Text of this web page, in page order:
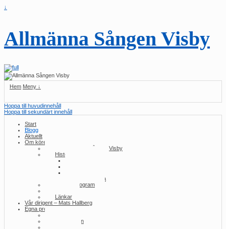
↓
Allmänna Sången Visby
Hem Meny ↓
Hoppa till huvudinnehåll
Hoppa till sekundärt innehåll
Start
Blogg
Aktuellt
Om kören
Om Allmänna Sången Visby
Historia/konserter
Tidig historia
Konsertprogram
Länkar
Vår dirigent – Mats Hallberg
Egna produktioner
Utlottningen